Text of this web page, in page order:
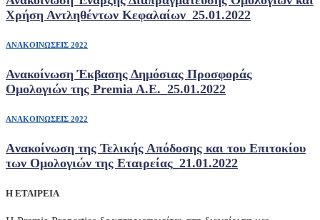
Χρήση Αντληθέντων Κεφαλαίων_25.01.2022
ΑΝΑΚΟΙΝΩΣΕΙΣ 2022
Ανακοίνωση Έκβασης Δημόσιας Προσφοράς
Ομολογιών της Premia A.E._25.01.2022
ΑΝΑΚΟΙΝΩΣΕΙΣ 2022
Aνακοίνωση της Τελικής Απόδοσης και του Επιτοκίου
των Ομολογιών της Εταιρείας_21.01.2022
Η ΕΤΑΙΡΕΙΑ